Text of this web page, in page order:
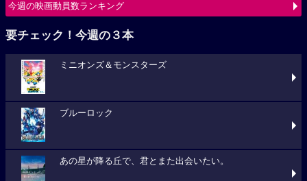
今週の映画動員数ランキング
要チェック！今週の３本
ミニオンズ＆モンスターズ
ブルーロック
あの星が降る丘で、君とまた出会いたい。